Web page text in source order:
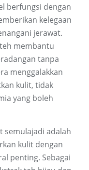
berfungsi dengan
kelegaan
jerawat.
membantu
tanpa
menggalakkan
kulit, tidak
yang boleh
semulajadi adalah
kulit dengan
penting. Sebagai